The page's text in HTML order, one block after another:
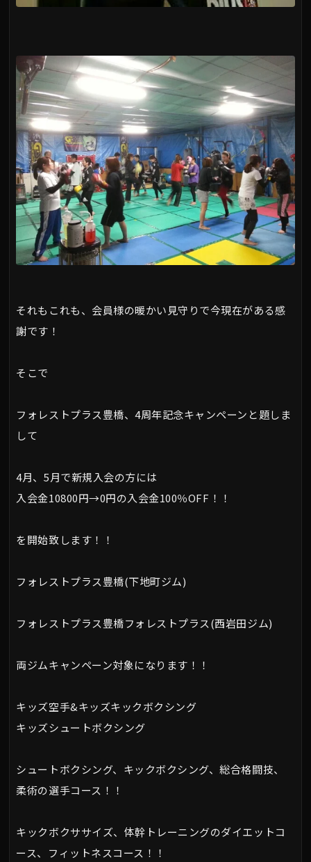
それもこれも、会員様の暖かい見守りで今現在がある感
謝です！
そこで
フォレストプラス豊橋、4周年記念キャンペーンと題しま
して
4月、5月で新規入会の方には
入会金10800円→0円の入会金100％OFF！！
を開始致します！！
フォレストプラス豊橋(下地町ジム)
フォレストプラス豊橋フォレストプラス(西岩田ジム)
両ジムキャンペーン対象になります！！
キッズ空手&キッズキックボクシング
キッズシュートボクシング
シュートボクシング、キックボクシング、総合格闘技、
柔術の選手コース！！
キックボクササイズ、体幹トレーニングのダイエットコ
ース、フィットネスコース！！